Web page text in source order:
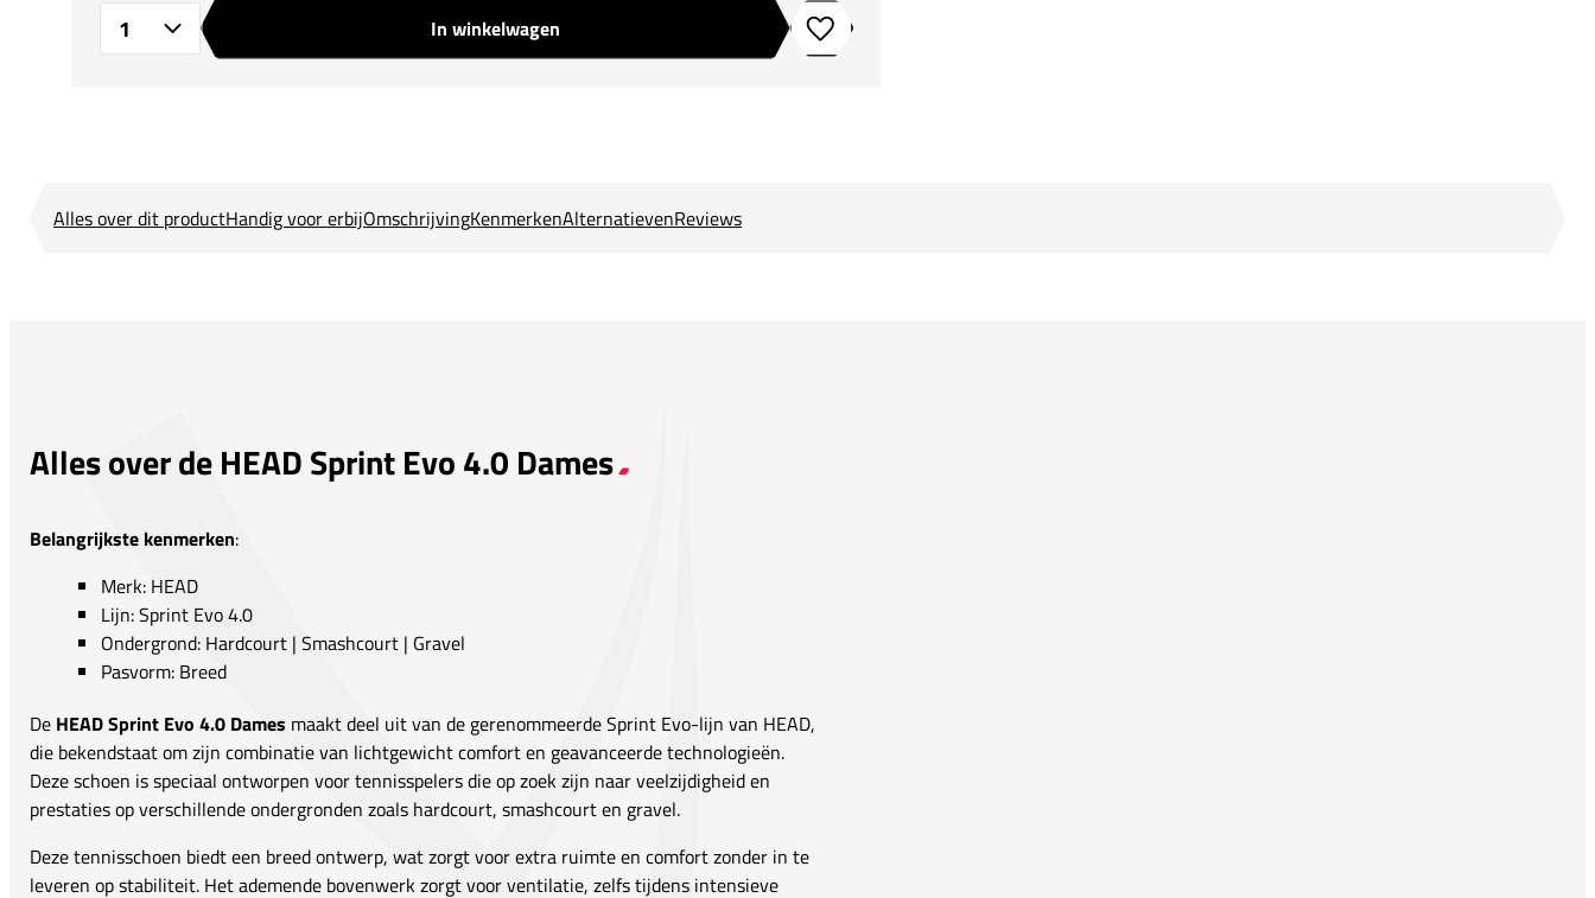
In winkelwagen Toevoegen aan verlanglijstje
Alles over dit productHandig voor erbijOmschrijvingKenmerkenAlternatievenReviews
Alles over de HEAD Sprint Evo 4.0 Dames
Belangrijkste kenmerken:
Merk: HEAD
Lijn: Sprint Evo 4.0
Ondergrond: Hardcourt | Smashcourt | Gravel
Pasvorm: Breed
De HEAD Sprint Evo 4.0 Dames maakt deel uit van de gerenommeerde Sprint Evo-lijn van HEAD,
die bekendstaat om zijn combinatie van lichtgewicht comfort en geavanceerde technologieën.
Deze schoen is speciaal ontworpen voor tennisspelers die op zoek zijn naar veelzijdigheid en
prestaties op verschillende ondergronden zoals hardcourt, smashcourt en gravel.
Deze tennisschoen biedt een breed ontwerp, wat zorgt voor extra ruimte en comfort zonder in te
leveren op stabiliteit. Het ademende bovenwerk zorgt voor ventilatie, zelfs tijdens intensieve